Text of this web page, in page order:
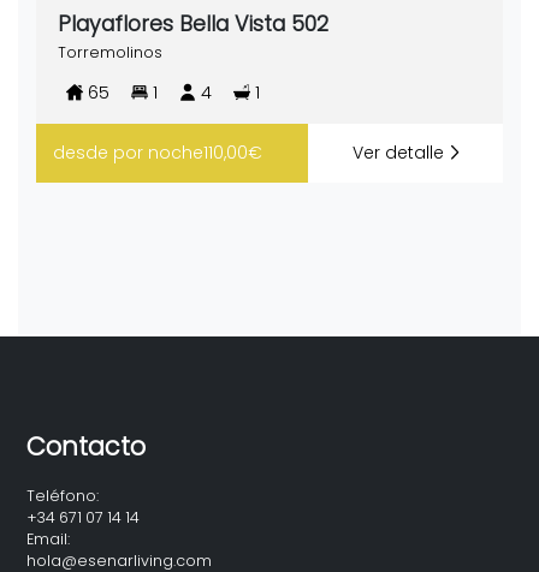
Playaflores Bella Vista 502
Torremolinos
65 1 4 1
desde por noche110,00€ Ver detalle
Contacto
Teléfono:
+34 671 07 14 14
Email:
hola@esenarliving.com